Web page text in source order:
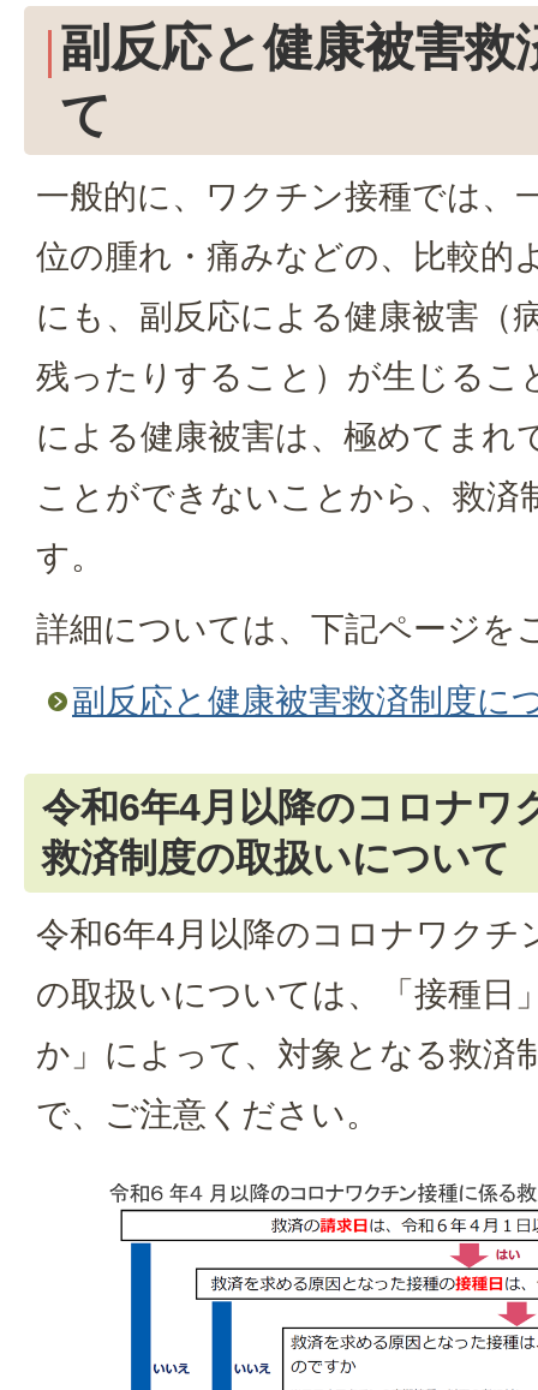
副反応と健康被害救
て
一般的に、ワクチン接種では、
位の腫れ・痛みなどの、比較的
にも、副反応による健康被害（
残ったりすること）が生じるこ
による健康被害は、極めてまれ
ことができないことから、救済
す。
詳細については、下記ページを
副反応と健康被害救済制度に
令和6年4月以降のコロナワ
救済制度の取扱いについて
令和6年4月以降のコロナワクチ
の取扱いについては、「接種日
か」によって、対象となる救済
で、ご注意ください。